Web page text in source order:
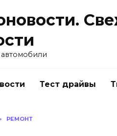
Тест драйвы
РЕМОНТ